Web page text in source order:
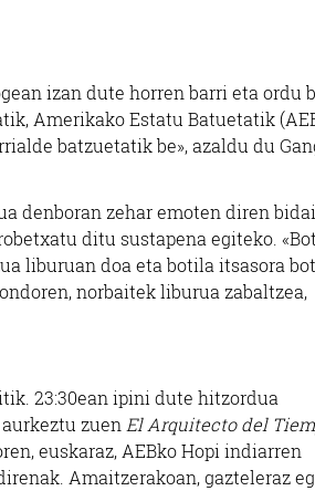
izan dute horren barri eta ordu
Amerikako Estatu Batuetatik
batzuetatik be», azaldu du
denboran zehar emoten diren
ditu sustapena egiteko.
liburuan doa eta botila itsasora
norbaitek liburua zabaltzea,
23:30ean ipini dute hitzordua
zuen El Arquitecto del
euskaraz, AEBko Hopi indiarren
Amaitzerakoan, gazteleraz